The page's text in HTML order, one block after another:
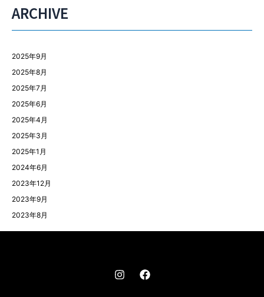
ARCHIVE
2025年9月
2025年8月
2025年7月
2025年6月
2025年4月
2025年3月
2025年1月
2024年6月
2023年12月
2023年9月
2023年8月